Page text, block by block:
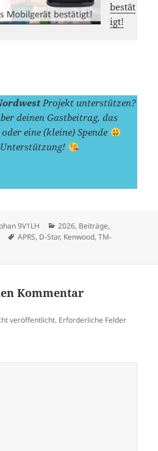
bestät
igt!
Projekt unterstützen?
deinen Gastbeitrag, das
eine (kleine) Spende
9V1LH Kategorien
2026, Beiträge,
Schlagwörter
APRS, D-Star, Kenwood,TM-
Kommentar
veröffentlicht. Erforderliche Felder